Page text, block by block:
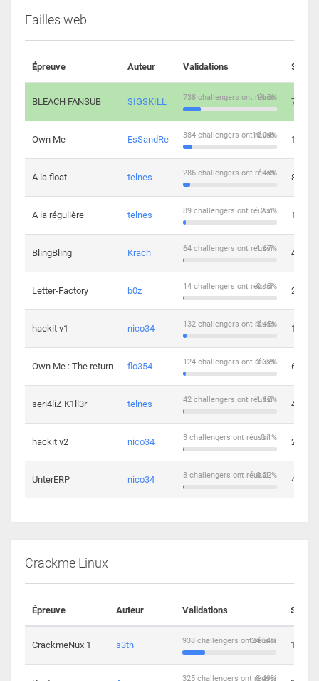
Failles web
Épreuve Auteur Validations
BLEACH FANSUB SIGSKILL 19.3%
738 challengers ont réussi 7
Own Me EsSandRe 10.04%
384 challengers ont réussi 13
A la float telnes 7.48%
286 challengers ont réussi 8
A la régulière telnes 2.7%
89 challengers ont réussi 10
BlingBling Krach 1.67%
64 challengers ont réussi 4
Letter-Factory b0z 0.43%
14 challengers ont réussi 2
hackit v1 nico34 3.45%
132 challengers ont réussi 12
Own Me : The return flo354 3.32%
124 challengers ont réussi 6
seri4liZ K1ll3r telnes 1.12%
42 challengers ont réussi 4
hackit v2 nico34 0.1%
3 challengers ont réussi 2
UnterERP nico34 0.22%
8 challengers ont réussi 4
Crackme Linux
Épreuve Auteur Validations
CrackmeNux 1 s3th 24.54%
938 challengers ont réussi 14
8.49%
325 challengers ont réussi